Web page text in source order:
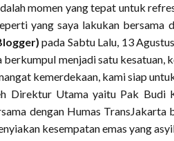
momen yang tepat untuk
yang saya lakukan bersama
pada Sabtu Lalu, 13
berkumpul menjadi satu kesatuan,
kemerdekaan, kami siap
Direktur Utama yaitu Pak Budi
dengan Humas TransJakarta
kesempatan emas yang